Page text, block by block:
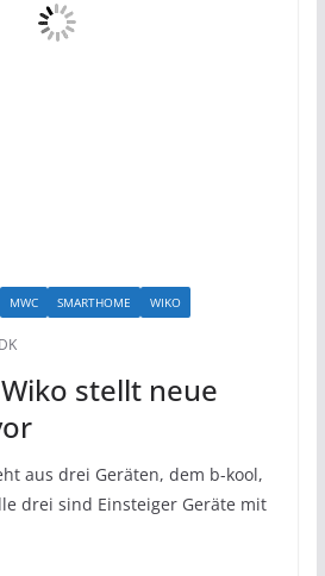
MWC SMARTHOME WIKO
stellt neue
aus drei Geräten, dem b-kool,
drei sind Einsteiger Geräte mit